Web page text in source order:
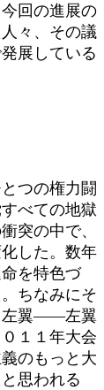
回の進展の
々、その議
展している
つの権力闘
べての地獄
突の中で、
した。数年
を特色づ
ちなみにそ
左翼――左翼
１１年大会
のもっと大
思われる